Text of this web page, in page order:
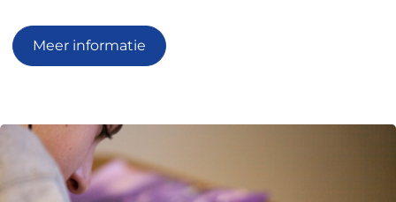
Meer informatie